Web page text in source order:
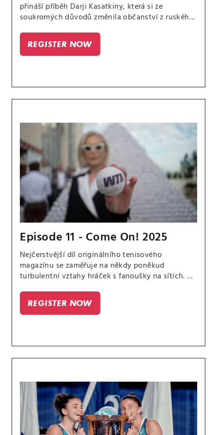
přináší příběh Darji Kasatkiny, která si ze
soukromých důvodů změnila občanství z ruského
případy a uvádí je do souvislostí.
REGISTER NOW
Episode 11 - Come On! 2025
Nejčerstvější díl originálního tenisového
magazínu se zaměřuje na někdy poněkud
turbulentní vztahy hráček s fanoušky na sítích. A
šéfa WTA, jehož tahy v branži vyvolaly hodně
nespokojenosti a pobouření.
REGISTER NOW